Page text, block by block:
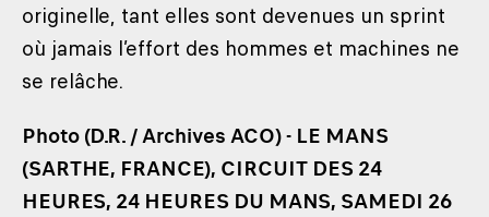
originelle, tant elles sont devenues un sprint
où jamais l’effort des hommes et machines ne
se relâche.
Photo (D.R. / Archives ACO) - LE MANS
(SARTHE, FRANCE), CIRCUIT DES 24
HEURES, 24 HEURES DU MANS, SAMEDI 26